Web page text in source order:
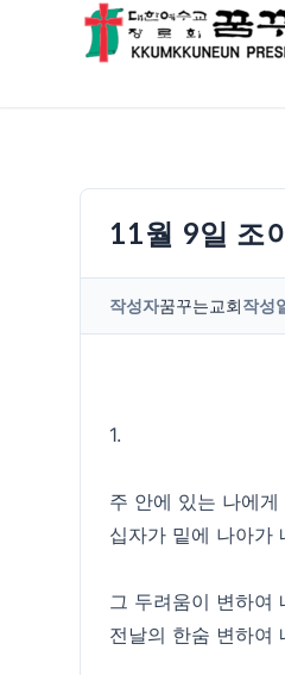
11월 9일 조
작성자꿈꾸는교회작성
1.
주 안에 있는 나에
십자가 밑에 나아가
그 두려움이 변하여
전날의 한숨 변하여